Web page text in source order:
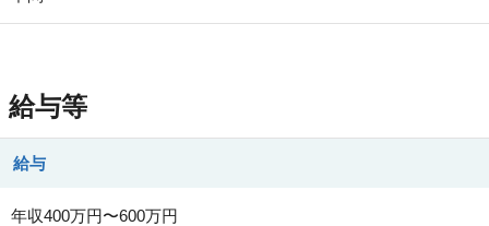
給与等
給与
年収400万円〜600万円